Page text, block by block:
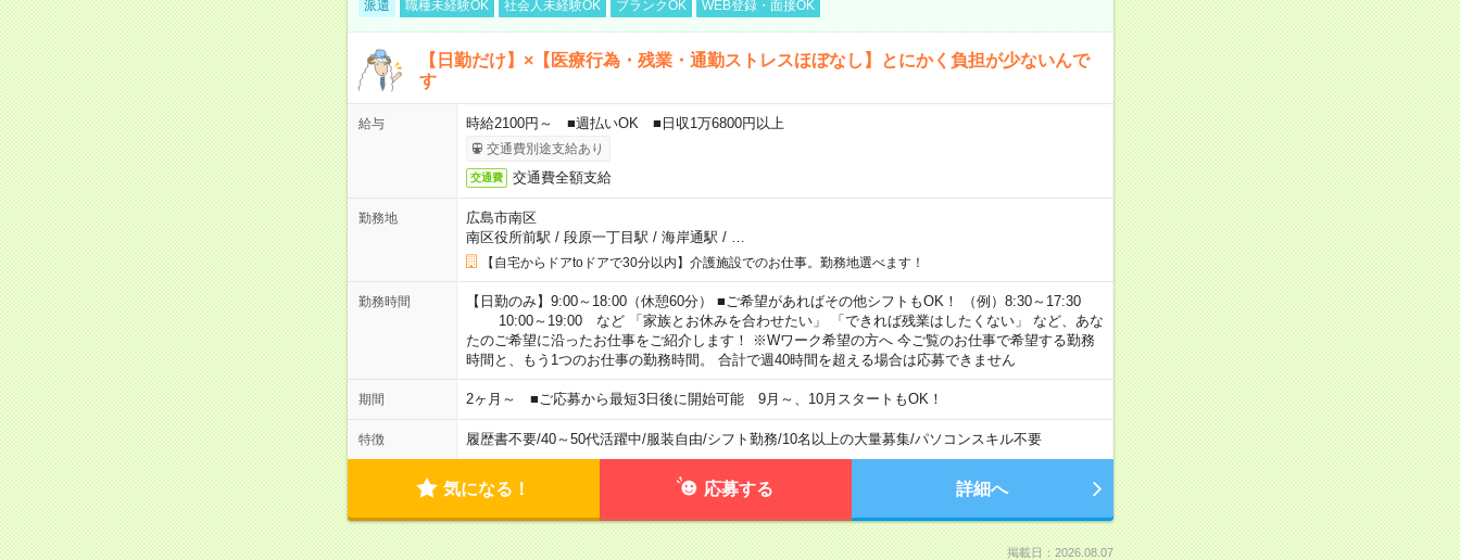
派遣 職種未経験OK 社会人未経験OK ブランクOK WEB登録・面接OK
【日勤だけ】×【医療行為・残業・通勤ストレスほぼなし】とにかく負担が少ないんで
す
給与 時給2100円～ ■週払いOK ■日収1万6800円以上
交通費別途支給あり
交通費 交通費全額支給
勤務地
広島市南区
南区役所前駅 / 段原一丁目駅 / 海岸通駅 /
【自宅からドアtoドアで30分以内】介護施設でのお仕事。勤務地選べます！
勤務時間
【日勤のみ】9:00～18:00（休憩60分） ■ご希望があればその他シフトもOK！ （例）8:30～17:30
10:00～19:00 など 「家族とお休みを合わせたい」 「できれば残業はしたくない」 など、あな
たのご希望に沿ったお仕事をご紹介します！ ※Wワーク希望の方へ 今ご覧のお仕事で希望する勤務
時間と、もう1つのお仕事の勤務時間。 合計で週40時間を超える場合は応募できません
期間 2ヶ月～ ■ご応募から最短3日後に開始可能 9月～、10月スタートもOK！
特徴 履歴書不要/40～50代活躍中/服装自由/シフト勤務/10名以上の大量募集/パソコンスキル不要
気になる！ 応募する 詳細へ
掲載日：2026.08.07